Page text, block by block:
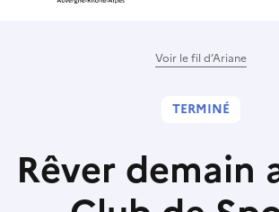
Voir le fil d’Ariane
TERMINÉ
Rêver demain